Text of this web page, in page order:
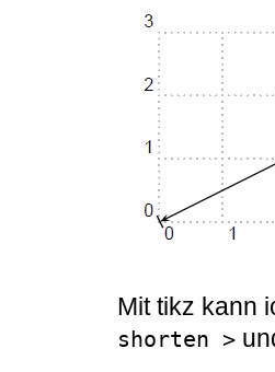
Mit tikz kann
shorten >